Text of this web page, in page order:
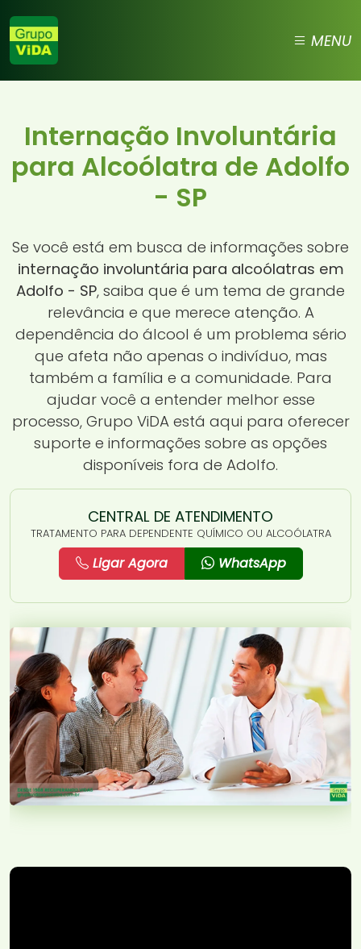
MENU
Internação Involuntária
para Alcoólatra de Adolfo
- SP
Se você está em busca de informações sobre
internação involuntária para alcoólatras em
Adolfo - SP, saiba que é um tema de grande
relevância e que merece atenção. A
dependência do álcool é um problema sério
que afeta não apenas o indivíduo, mas
também a família e a comunidade. Para
ajudar você a entender melhor esse
processo, Grupo ViDA está aqui para oferecer
suporte e informações sobre as opções
disponíveis fora de Adolfo.
CENTRAL DE ATENDIMENTO
TRATAMENTO PARA DEPENDENTE QUÍMICO OU ALCOÓLATRA
Ligar Agora WhatsApp